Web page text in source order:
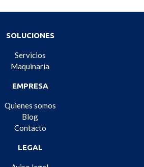
SOLUCIONES
Servicios
Maquinaria
EMPRESA
Quienes somos
Blog
Contacto
LEGAL